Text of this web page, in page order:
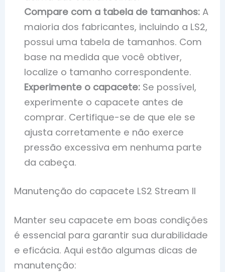
Compare com a tabela de tamanhos: A
maioria dos fabricantes, incluindo a LS2,
possui uma tabela de tamanhos. Com
base na medida que você obtiver,
localize o tamanho correspondente.
Experimente o capacete: Se possível,
experimente o capacete antes de
comprar. Certifique-se de que ele se
ajusta corretamente e não exerce
pressão excessiva em nenhuma parte
da cabeça.
Manutenção do capacete LS2 Stream II
Manter seu capacete em boas condições
é essencial para garantir sua durabilidade
e eficácia. Aqui estão algumas dicas de
manutenção: